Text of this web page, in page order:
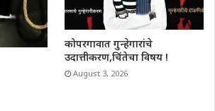
कोपरगावात गुन्हेगारांचे
उदात्तीकरण,चिंतेचा विषय !
August 3, 2026